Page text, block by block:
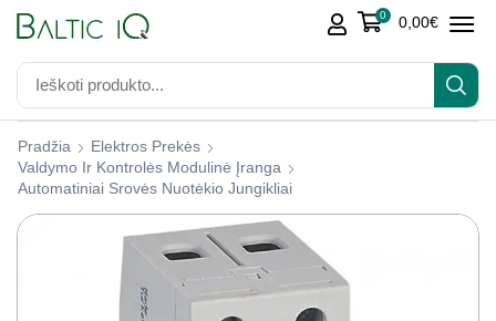
0 0,00€
Pradžia
Elektros Prekės
Valdymo Ir Kontrolės Modulinė Įranga
Automatiniai Srovės Nuotėkio Jungikliai